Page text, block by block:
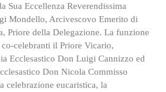
Sua Eccellenza Reverendissima
Mondello, Arcivescovo Emerito di
Priore della Delegazione. La funzione
celebranti il Priore Vicario,
Ecclesastico Don Luigi Cannizzo ed
Don Nicola Commisso
celebrazione eucaristica, la